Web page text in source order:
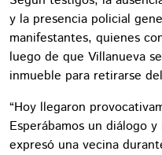
y la presencia policial
manifestantes, quienes
luego de que Villanueva
inmueble para retirarse
“Hoy llegaron
Esperábamos un diálogo
expresó una vecina